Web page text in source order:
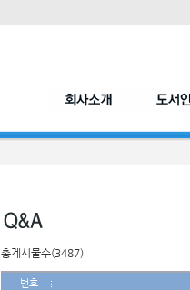
총게시물수(3487)
번호